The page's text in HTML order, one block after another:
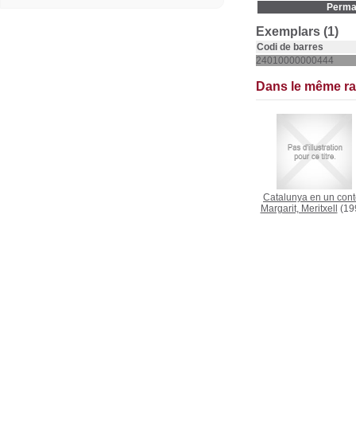
Exemplars (1)
Codi de barres
24010000000444
Dans le même
Catalunya en un
Margarit, Meritxell